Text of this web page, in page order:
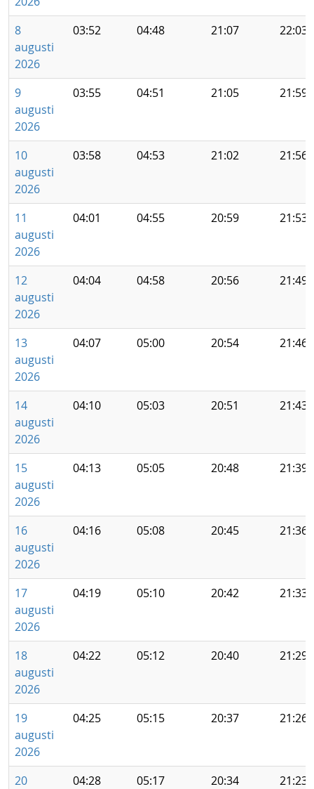
8
augusti
2026
03:52 04:48 21:07 22:03
9
augusti
2026
03:55 04:51 21:05 21:59
10
augusti
2026
03:58 04:53 21:02 21:56
11
augusti
2026
04:01 04:55 20:59 21:53
12
augusti
2026
04:04 04:58 20:56 21:49
13
augusti
2026
04:07 05:00 20:54 21:46
14
augusti
2026
04:10 05:03 20:51 21:43
15
augusti
2026
04:13 05:05 20:48 21:39
16
augusti
2026
04:16 05:08 20:45 21:36
17
augusti
2026
04:19 05:10 20:42 21:33
18
augusti
2026
04:22 05:12 20:40 21:29
19
augusti
2026
04:25 05:15 20:37 21:26
20
04:28 05:17 20:34 21:23